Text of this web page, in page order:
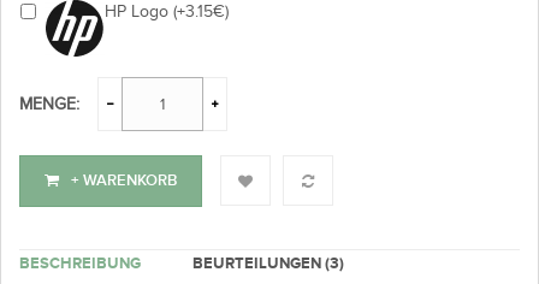
HP Logo (+3.15€)
MENGE:
+ WARENKORB
BESCHREIBUNG BEURTEILUNGEN (3)